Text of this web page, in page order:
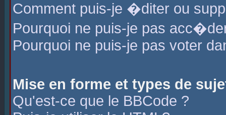
Comment puis-je �diter ou
Pourquoi ne puis-je pas
Pourquoi ne puis-je pas voter
Mise en forme et types de
Qu'est-ce que le BBCode ?